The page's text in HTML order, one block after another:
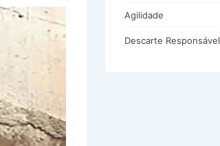
Agilidade
Descarte Responsável